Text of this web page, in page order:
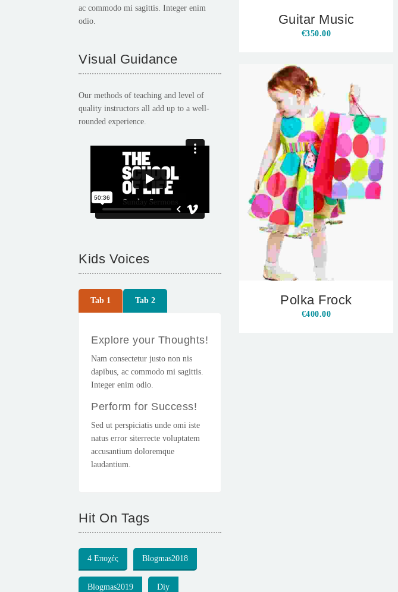
ac commodo mi sagittis. Integer enim
odio.
Visual Guidance
Our methods of teaching and level of
quality instructors all add up to a well-
rounded experience.
Kids Voices
Tab 1 Tab 2
Explore your Thoughts!
Nam consectetur justo non nis
dapibus, ac commodo mi sagittis.
Integer enim odio.
Perform for Success!
Sed ut perspiciatis unde omi iste
natus error siterrecte voluptatem
accusantium doloremque
laudantium.
Hit On Tags
4 Εποχές Blogmas2018
Blogmas2019 Diy
Guitar Music
€350.00
Polka Frock
€400.00